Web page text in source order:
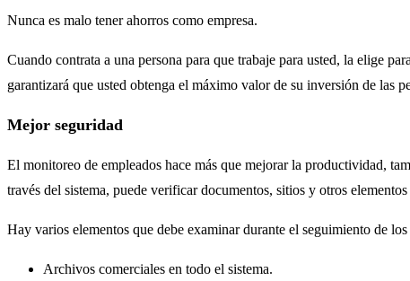
Nunca es malo tener ahorros como empresa.
Cuando contrata a una persona para que trabaje para usted, la elige
garantizará que usted obtenga el máximo valor de su inversión de las
Mejor seguridad
El monitoreo de empleados hace más que mejorar la productividad,
través del sistema, puede verificar documentos, sitios y otros
Hay varios elementos que debe examinar durante el seguimiento de
Archivos comerciales en todo el sistema.